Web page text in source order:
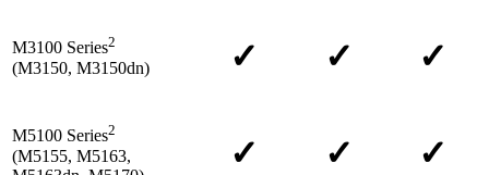
M3100 Series2
(M3150, M3150dn) ✓ ✓ ✓
M5100 Series2
(M5155, M5163,
✓ ✓ ✓